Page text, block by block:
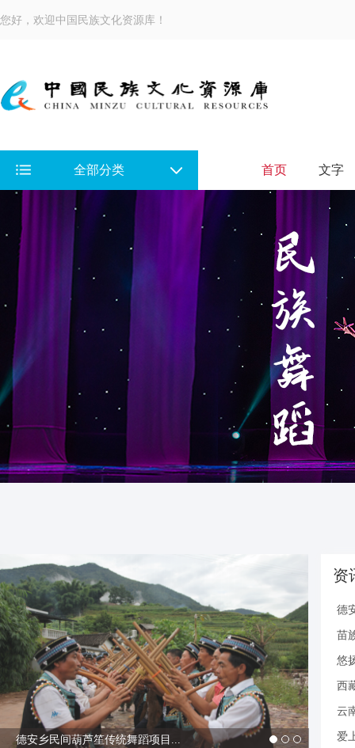
您好，欢迎中国民族文化资源库！
全部分类 首页 文字
德安乡民间葫芦笙传统舞蹈项目...
资
德
苗
悠
云
爱